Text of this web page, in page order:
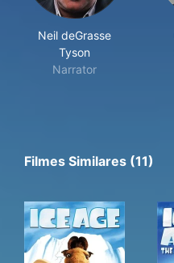
Neil deGrasse
Tyson
Narrator
Filmes Similares (11)